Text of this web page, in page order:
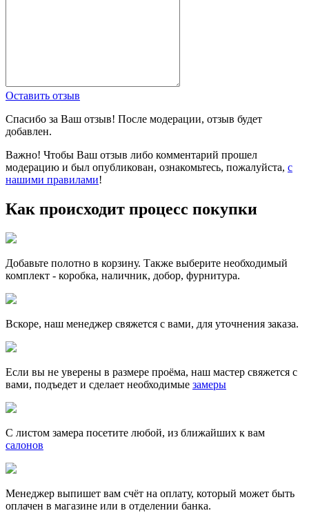
Оставить отзыв
Спасибо за Ваш отзыв! После модерации, отзыв будет
добавлен.
Важно! Чтобы Ваш отзыв либо комментарий прошел
модерацию и был опубликован, ознакомьтесь, пожалуйста, с
нашими правилами!
Как происходит процесс покупки
Добавьте полотно в корзину. Также выберите необходимый
комплект - коробка, наличник, добор, фурнитура.
Вскоре, наш менеджер свяжется с вами, для уточнения заказа.
Если вы не уверены в размере проёма, наш мастер свяжется с
вами, подъедет и сделает необходимые замеры
С листом замера посетите любой, из ближайших к вам
салонов
Менеджер выпишет вам счёт на оплату, который может быть
оплачен в магазине или в отделении банка.